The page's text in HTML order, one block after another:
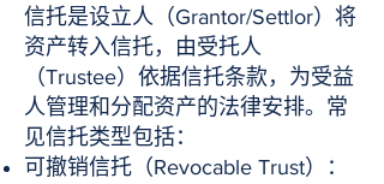
信托是设立人（Grantor/Settlor）将
资产转入信托，由受托人
（Trustee）依据信托条款，为受益
人管理和分配资产的法律安排。常
见信托类型包括：
可撤销信托（Revocable Trust）：